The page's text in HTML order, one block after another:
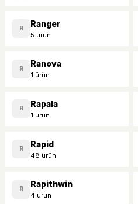
R Ranger
5 ürün
R Ranova
1 ürün
R Rapala
1 ürün
R Rapid
48 ürün
R Rapithwin
4 ürün